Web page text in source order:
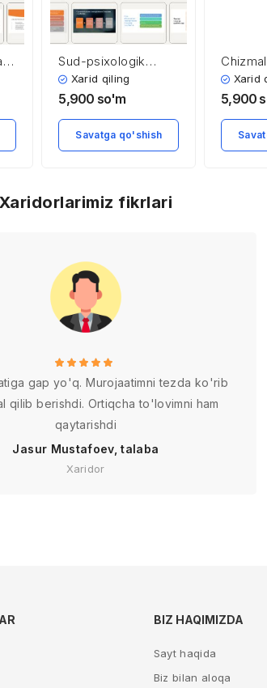
Sud-psixologik
ekspertizasi
Xarid qiling
5,900 so'm
Savatga qo'shish
ularni
Xarid
5,900
Xaridorlarimiz fikrlari
gap yo'q. Murojaatimni tezda ko'rib
qilib berishdi. Ortiqcha to'lovimni ham
qaytarishdi
Jasur Mustafoev, talaba
Xaridor
BIZ HAQIMIZDA
Sayt haqida
Biz bilan aloqa